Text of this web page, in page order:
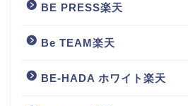
BE PRESS楽天
Be TEAM楽天
BE-HADA ホワイト楽天